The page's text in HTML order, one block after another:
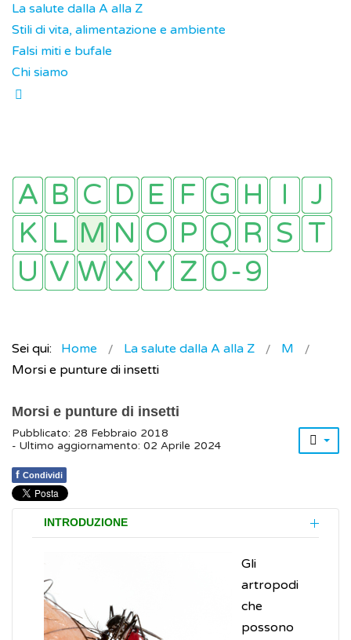
La salute dalla A alla Z
Stili di vita, alimentazione e ambiente
Falsi miti e bufale
Chi siamo
Sei qui: Home La salute dalla A alla Z
M
Morsi e punture di insetti
Morsi e punture di insetti
Pubblicato: 28 Febbraio 2018
- Ultimo aggiornamento: 02 Aprile 2024
f Condividi
INTRODUZIONE
Gli
artropodi
che
possono